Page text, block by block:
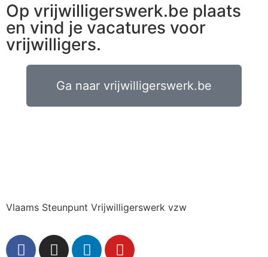
Op vrijwilligerswerk.be plaats
en vind je vacatures voor
vrijwilligers.
Ga naar vrijwilligerswerk.be
Vlaams Steunpunt Vrijwilligerswerk vzw